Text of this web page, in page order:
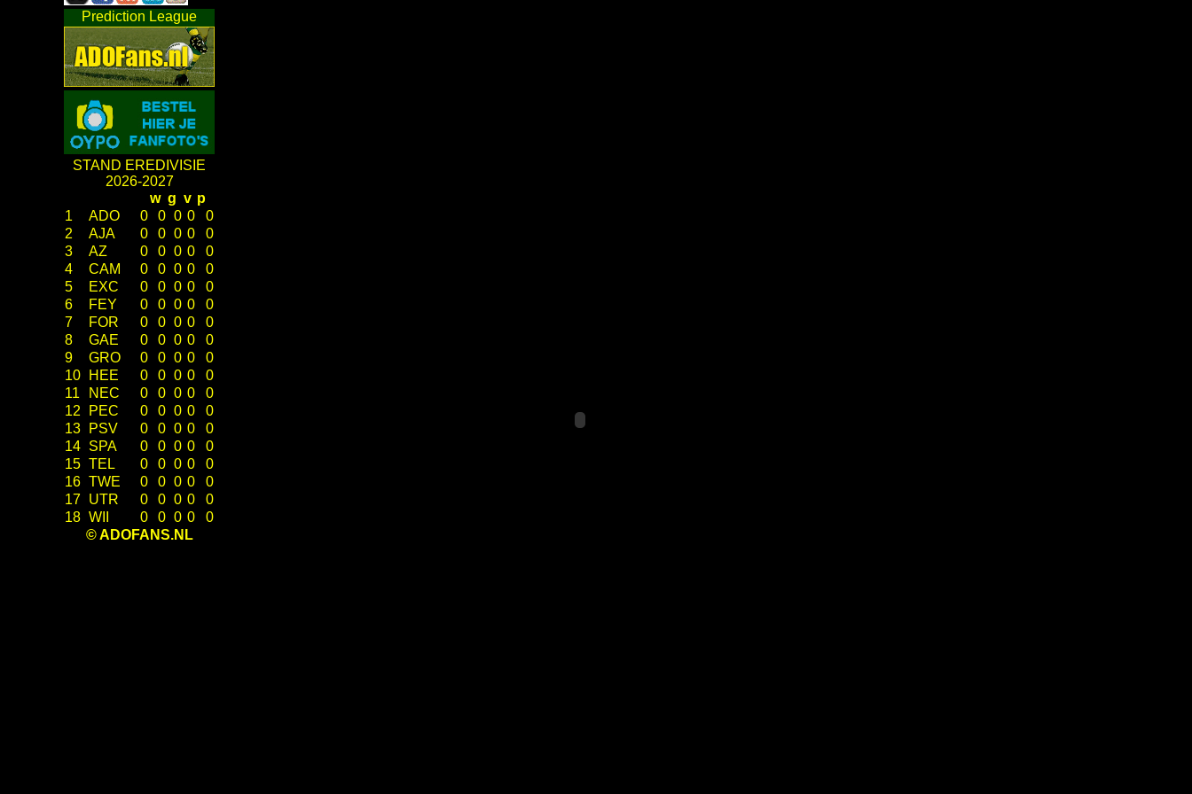
Prediction League
STAND EREDIVISIE
2026-2027
w g v p
1
ADO 0 0 0 0
0
2
AJA 0 0 0 0
0
3
AZ 0 0 0 0
0
4
CAM 0 0 0 0
0
5
EXC 0 0 0 0
0
6
FEY 0 0 0 0
0
7
FOR 0 0 0 0
0
8
GAE 0 0 0 0
0
9
GRO 0 0 0 0
0
10
HEE 0 0 0 0
0
11
NEC 0 0 0 0
0
12
PEC 0 0 0 0
0
13
PSV 0 0 0 0
0
14 SPA 0 0 0 0
0
15 TEL 0 0 0 0
0
16 TWE 0 0 0 0
0
17 UTR 0 0 0 0
0
18 WII 0 0 0 0
0
© ADOFANS.NL